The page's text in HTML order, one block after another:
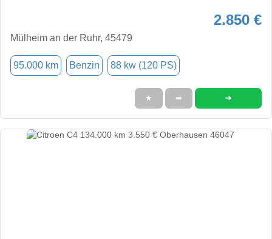
2.850 €
Mülheim an der Ruhr, 45479
95.000 km Benzin 88 kw (120 PS)
★ ➦ ➜